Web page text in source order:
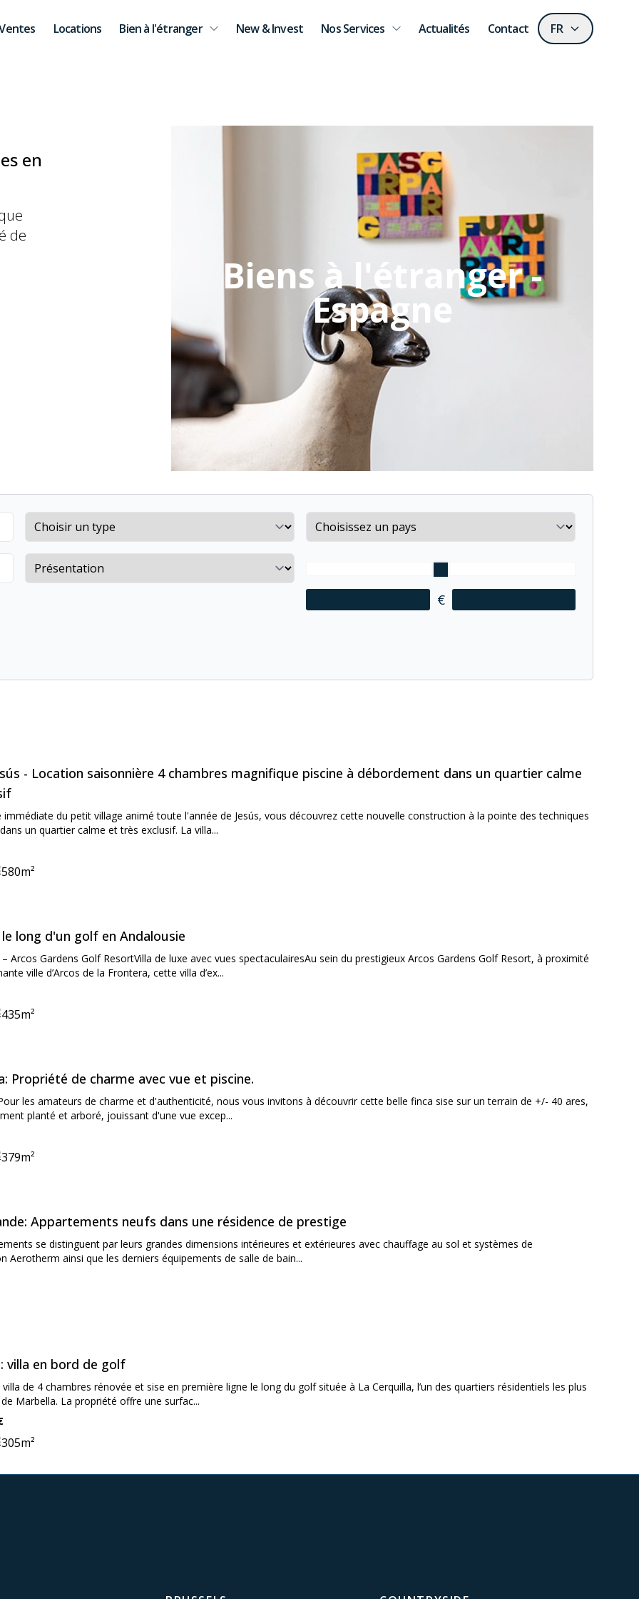
Locations Bien à l'étranger New & Invest Nos Services Actualités Contact FR
en
de
Biens à l'étranger -
Espagne
Property type Country
Sort by
€
- Location saisonnière 4 chambres magnifique piscine à débordement dans un quartier calme
immédiate du petit village animé toute l'année de Jesús, vous découvrez cette nouvelle construction à la pointe des techniques
un quartier calme et très exclusif. La villa...
580m²
le long d'un golf en Andalousie
Arcos Gardens Golf ResortVilla de luxe avec vues spectaculairesAu sein du prestigieux Arcos Gardens Golf Resort, à proximité
ville d’Arcos de la Frontera, cette villa d’ex...
435m²
Propriété de charme avec vue et piscine.
les amateurs de charme et d'authenticité, nous vous invitons à découvrir cette belle finca sise sur un terrain de +/- 40 ares,
planté et arboré, jouissant d'une vue excep...
379m²
Appartements neufs dans une résidence de prestige
se distinguent par leurs grandes dimensions intérieures et extérieures avec chauffage au sol et systèmes de
Aerotherm ainsi que les derniers équipements de salle de bain...
villa en bord de golf
de 4 chambres rénovée et sise en première ligne le long du golf située à La Cerquilla, l’un des quartiers résidentiels les plus
Marbella. La propriété offre une surfac...
305m²